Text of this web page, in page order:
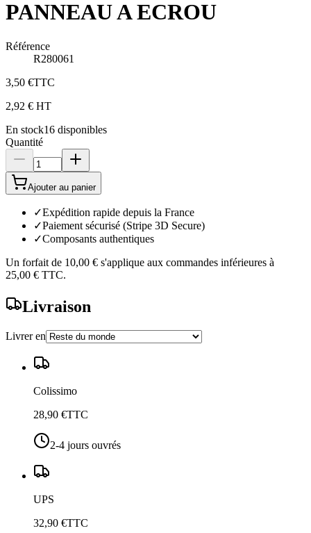
PANNEAU A ECROU
Référence
R280061
3,50 €TTC
2,92 € HT
En stock16 disponibles
Quantité
Ajouter au panier
✓Expédition rapide depuis la France
✓Paiement sécurisé (Stripe 3D Secure)
✓Composants authentiques
Un forfait de 10,00 € s'applique aux commandes inférieures à
25,00 € TTC.
Livraison
Livrer en
Colissimo
28,90 €TTC
2-4 jours ouvrés
UPS
32,90 €TTC